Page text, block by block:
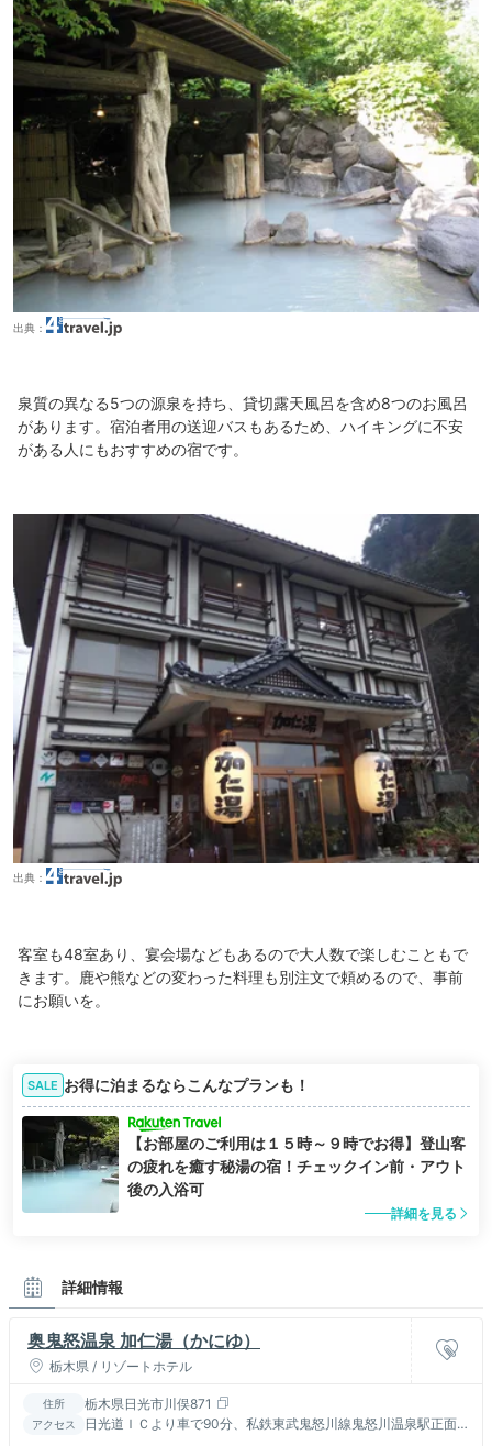
出典：
泉質の異なる5つの源泉を持ち、貸切露天風呂を含め8つのお風呂
があります。宿泊者用の送迎バスもあるため、ハイキングに不安
がある人にもおすすめの宿です。
出典：
客室も48室あり、宴会場などもあるので大人数で楽しむこともで
きます。鹿や熊などの変わった料理も別注文で頼めるので、事前
にお願いを。
SALE お得に泊まるならこんなプランも！
【お部屋のご利用は１５時～９時でお得】登山客
の疲れを癒す秘湯の宿！チェックイン前・アウト
後の入浴可
詳細を見る
詳細情報
奥鬼怒温泉 加仁湯（かにゆ）
栃木県 / リゾートホテル
住所 栃木県日光市川俣871
アクセス
日光道ＩＣより車で90分、私鉄東武鬼怒川線鬼怒川温泉駅正面